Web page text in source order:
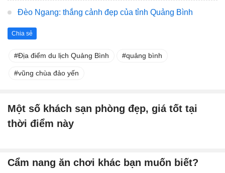
Đèo Ngang: thắng cảnh đẹp của tỉnh Quảng Bình
Chia sẻ
Địa điểm du lịch Quảng Bình quảng bình
vũng chùa đảo yến
Một số khách sạn phòng đẹp, giá tốt tại
thời điểm này
Cẩm nang ăn chơi khác bạn muốn biết?